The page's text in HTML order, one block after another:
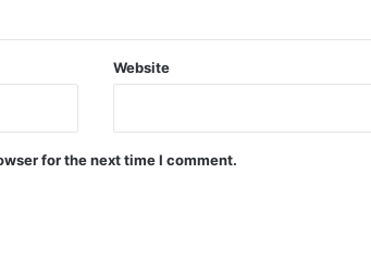
Website
for the next time I comment.